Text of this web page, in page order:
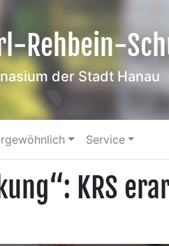
Rehbein-
der Stadt Hanau
Service
KRS